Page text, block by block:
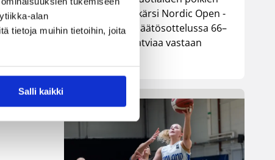
alan
tietoja muihin tietoihin, joita
Salli kaikki
maajoukkue kärsi Nordic Open -
turnauksen päätösottelussa 66–
74-tappion Latviaa vastaan